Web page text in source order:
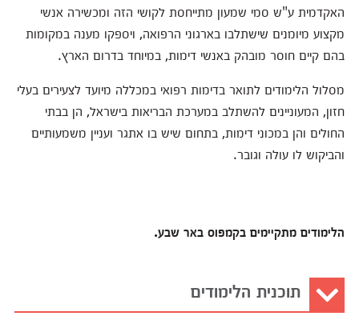
האקדמית ע"ש סמי שמעון מתייחסת לקושי הזה ומכשירה אנשי
מקצוע מיומנים שישתלבו בארגוני הרפואה, ויספקו מענה במקומות
בהם קיים חוסר מובהק באנשי דימות, במיוחד בדרום הארץ.
מסלול הלימודים לתואר בדימות רפואי במכללה מיועד לצעירים בעלי
חזון, המעוניינים להשתלב במערכת הבריאות בישראל, הן בבתי
החולים והן במכוני דימות, בתחום שיש בו אתגר ועניין משמעותיים
והביקוש לו עולה וגובר.
הלימודים מתקיימים בקמפוס באר שבע.
תוכנית הלימודים